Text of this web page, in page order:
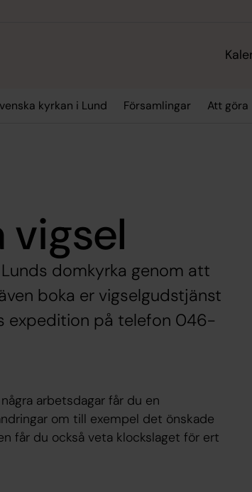
kyrkan i Lund Församlingar Att göra
vigsel
domkyrka genom att
boka er vigselgudstjänst
expedition på telefon 046-
arbetsdagar får du en
om till exempel det önskade
får du också veta klockslaget för ert